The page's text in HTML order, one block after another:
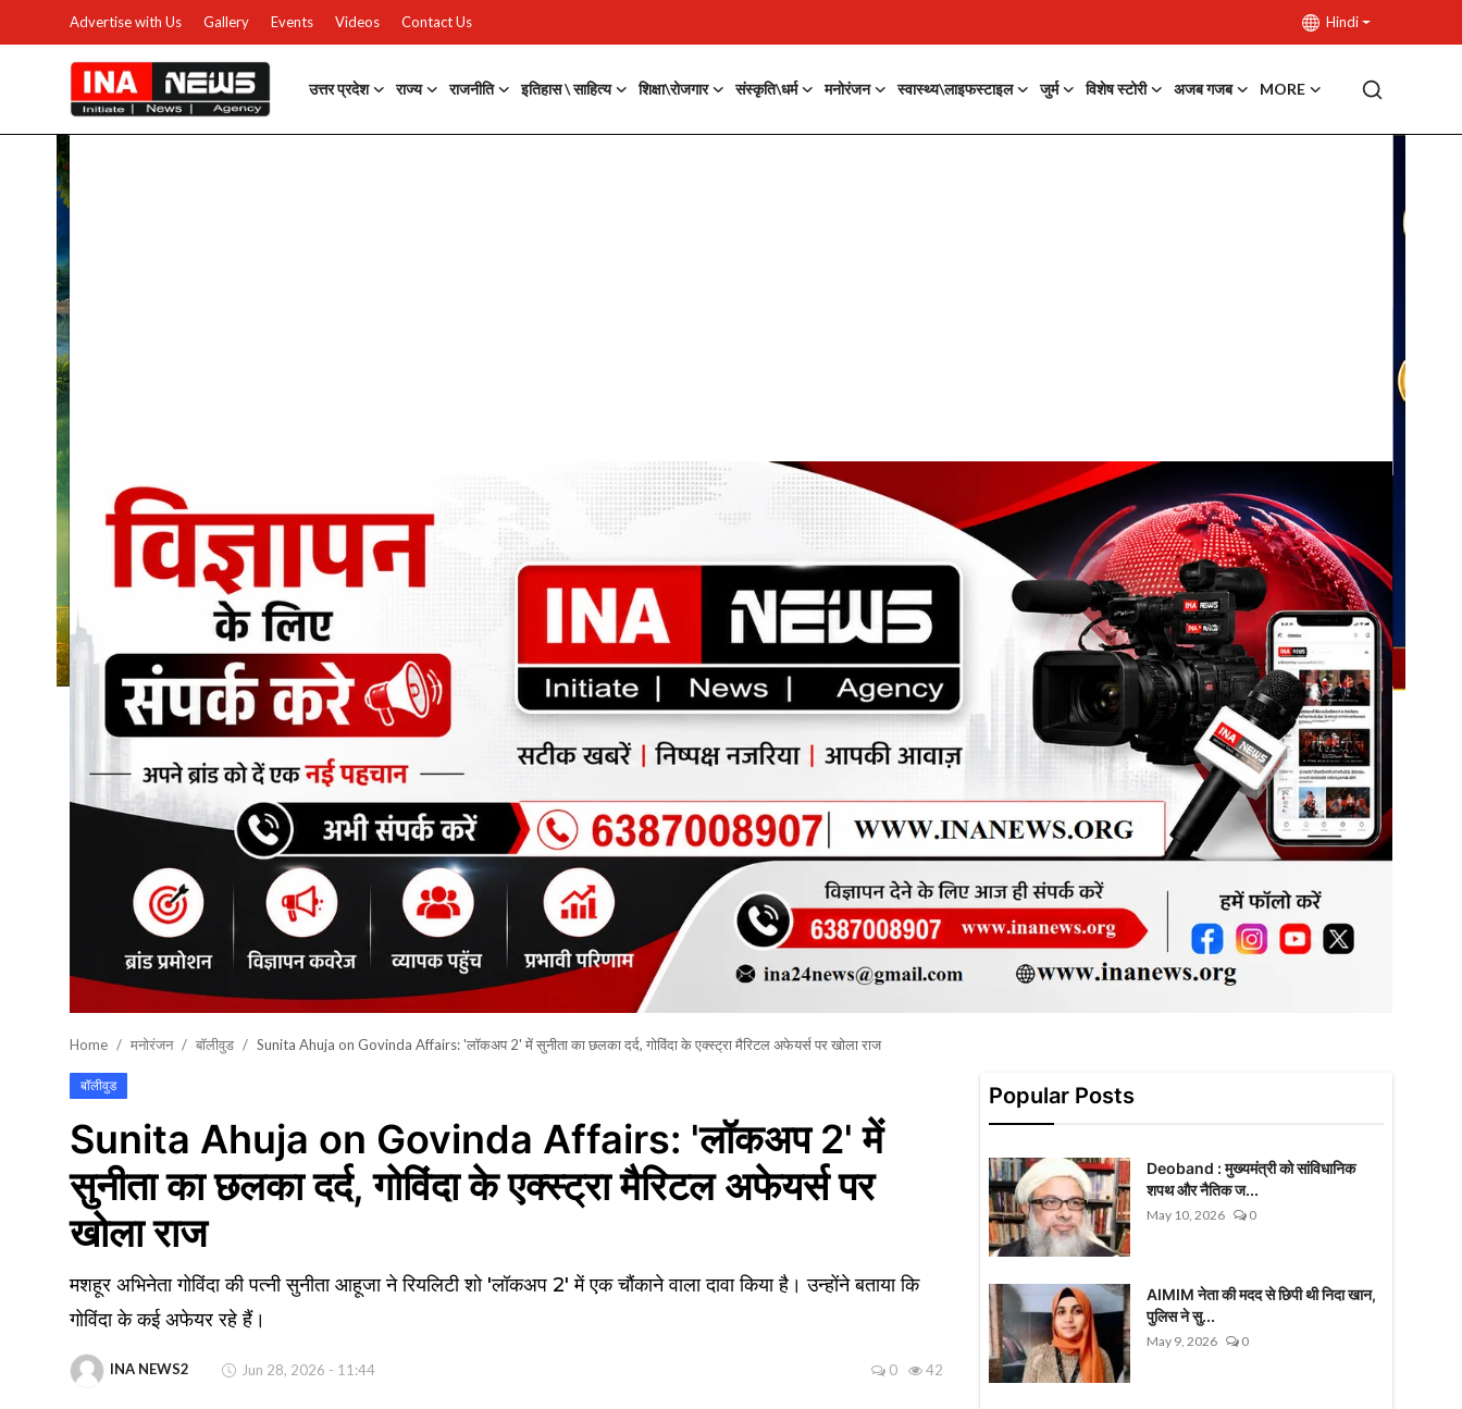
Advertise with Us Gallery Events Videos Contact Us Hindi
उत्तर प्रदेश राज्य राजनीति इतिहास \ साहित्य शिक्षा\रोजगार संस्कृति\धर्म मनोरंजन स्वास्थ्य\लाइफस्टाइल जुर्म विशेष स्टोरी अजब गजब MORE
उत्तर प्रदेश
Advertise with Us
Events
Gallery
राजनीति
Contacts
इतिहास \ साहित्य
शिक्षा\रोजगार
मनोरंजन
स्वास्थ्य\लाइफस्टाइल
अजब गजब
टेक्नोलॉजी / बिजनेस
वायरल न्यूज़
Home मनोरंजन बॉलीवुड Sunita Ahuja on Govinda Affairs: 'लॉकअप 2' में सुनीता का छलका दर्द, गोविंदा के एक्स्ट्रा मैरिटल अफेयर्स पर खोला राज
बॉलीवुड
Sunita Ahuja on Govinda Affairs: 'लॉकअप 2' में
सुनीता का छलका दर्द, गोविंदा के एक्स्ट्रा मैरिटल अफेयर्स पर
खोला राज
मशहूर अभिनेता गोविंदा की पत्नी सुनीता आहूजा ने रियलिटी शो 'लॉकअप 2' में एक चौंकाने वाला दावा किया है। उन्होंने बताया कि
गोविंदा के कई अफेयर रहे हैं।
INA NEWS2 Jun 28, 2026 - 11:44 0 42
Popular Posts
Deoband : मुख्यमंत्री को सांविधानिक
शपथ और नैतिक ज...
May 10, 2026 0
AIMIM नेता की मदद से छिपी थी निदा खान,
पुलिस ने सु...
May 9, 2026 0